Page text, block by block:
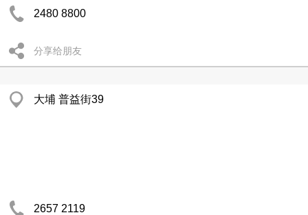
2480 8800
分享给朋友
大埔 普益街39
2657 2119